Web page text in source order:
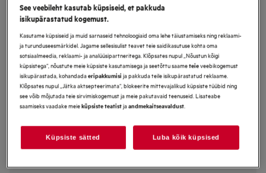
KDE911424B
integreeritav BI_Drawer
Eelised
Soojendussahtel hoiab road ja nõud soojas
Suure jõudlusega ventilaator jaotab kuumuse ühtlaselt
See veebileht kasutab küpsiseid, et pakkuda
isikupärastatud kogemust.
Kasutame küpsiseid ja muid sarnaseid tehnoloogiaid oma lehe täiustamiseks ning reklaami-
ja turunduseesmärkidel. Jagame sellesisulist teavet teie saidikasutuse kohta oma
sotsiaalmeedia, reklaami- ja analüüsipartneritega. Klõpsates nupul „Nõustun kõigi
küpsistega“, nõustute meie küpsiste kasutamisega ja seetõttu saameteieveebikogemust
isikupärastada, kohandadaeripakkumisija pakkuda teile isikupärastatud reklaame.
Klõpsates nupul „Jätka aktsepteerimata“, blokeerite mittevajalikud küpsiste tüübid ning
see võib mõjutada teie sirvimiskogemust ja meie pakutavaid teenuseid. Lisateabe
saamiseks vaadake meieküpsiste teatistjaandmekaitseavaldust.
Küpsiste sätted Luba kõik küpsised